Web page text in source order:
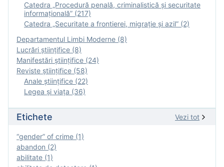
Catedra „Procedură penală, criminalistică și securitate
informațională” (217)
Catedra „Securitate a frontierei, migrație și azil” (2)
Departamentul Limbi Moderne (8)
Lucrări științifice (8)
Manifestări ştiinţifice (24)
Reviste ştiinţifice (58)
Anale ştiinţifice (22)
Legea şi viaţa (36)
Etichete Vezi tot
“gender” of crime (1)
abandon (2)
abilitate (1)